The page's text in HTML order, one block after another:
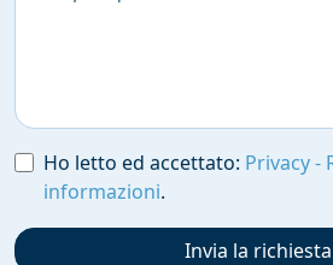
Ho letto ed accettato: Privacy -
informazioni.
Invia la richiesta